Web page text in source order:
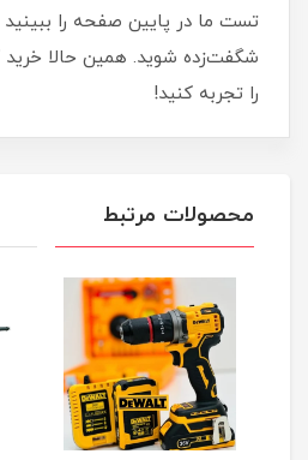
تست ما در پایین صفحه را ببینید
شگفت‌زده شوید. همین حالا خرید
را تجربه کنید!
محصولات مرتبط